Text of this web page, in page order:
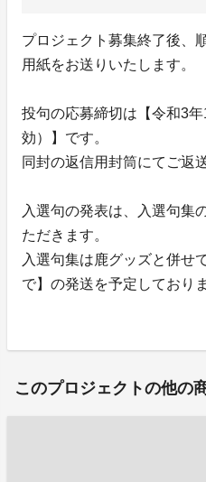
プロジェクト募集終了後、
用紙をお送りいたします。
投句の応募締切は【令和3
効）】です。
同封の返信用封筒にてご返
入選句の発表は、入選句集
ただきます。
入選句集は鹿グッズと併せ
で】の発送を予定しておりま
このプロジェクトの他の